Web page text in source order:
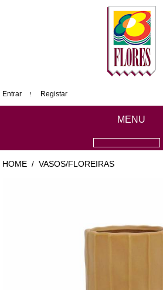
Entrar Registar
MENU
HOME / VASOS/FLOREIRAS